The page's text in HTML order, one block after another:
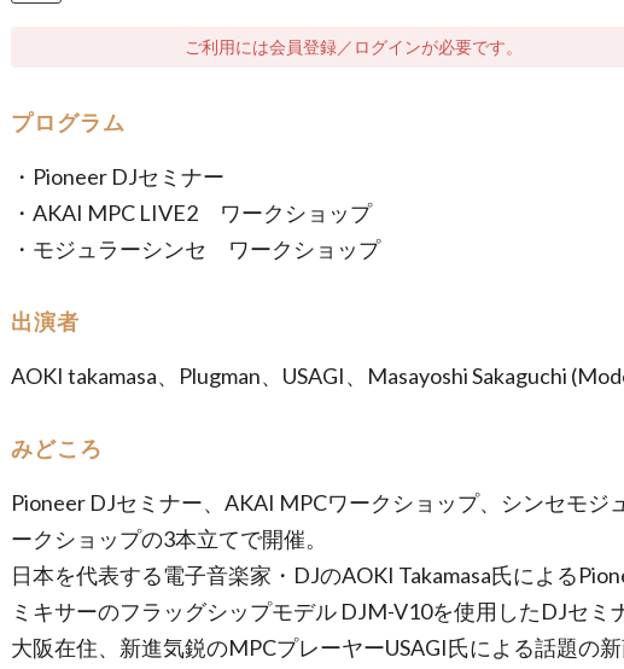
ご利用には会員登録／ログインが必要です。
プログラム
・Pioneer DJセミナー
・AKAI MPC LIVE2 ワークショップ
・モジュラーシンセ ワークショップ
出演者
AOKI takamasa、Plugman、USAGI、Masayoshi Sakaguchi
みどころ
Pioneer DJセミナー、AKAI MPCワークショップ、シンセモジ
ークショップの3本立てで開催。
日本を代表する電子音楽家・DJのAOKI Takamasa氏による
ミキサーのフラッグシップモデル DJM-V10を使用したDJセミ
大阪在住、新進気鋭のMPCプレーヤーUSAGI氏による話題の